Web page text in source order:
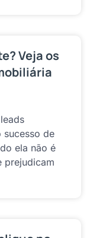
Veja os
sucesso de
ela não é
prejudicam